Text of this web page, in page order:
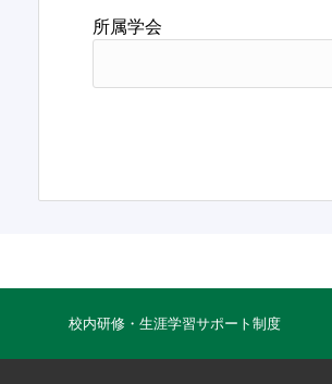
所属学会
校内研修・生涯学習サポート制度